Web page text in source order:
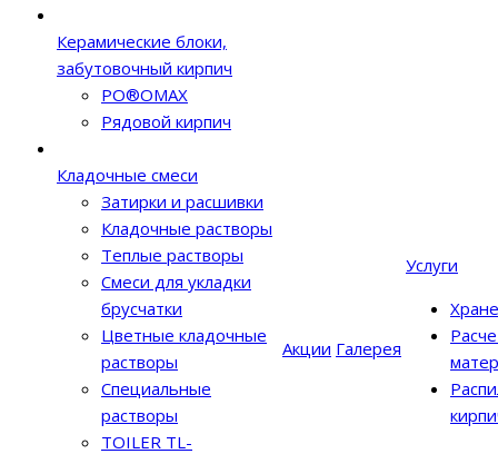
Керамические блоки,
забутовочный кирпич
PO®OMAX
Рядовой кирпич
Кладочные смеси
Затирки и расшивки
Кладочные растворы
Теплые растворы
Смеси для укладки
брусчатки
Цветные кладочные
растворы
Специальные
растворы
TOILER TL-
Акции Галерея
Услуги